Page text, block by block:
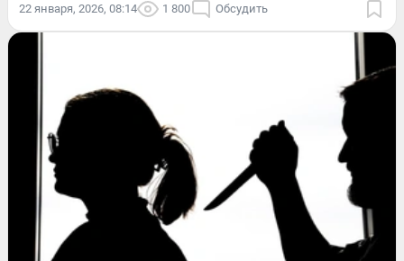
22 января, 2026, 08:14 1 800 Обсудить